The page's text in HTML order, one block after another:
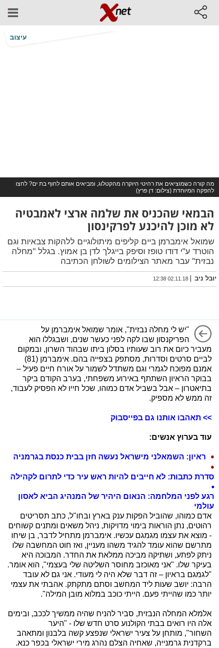
עיצוב
מה קורה כשמוציאים את רהיטי היוקרה מהקטלוג, ומביאים אותם לחוף בת ים? לחצו
להפקה המיוחדת (צילום: דן פרץ)
הבמאי שהכניס את שלמה ארצי לאמבטיה
לא מוכן להיכנע לפרקינסון
שמואל אימברמן ביים קליפים מיתולוגיים ללהקות צבאיות וגם
הוטרד ע"י דודו טופז וסיפק בייגלך לדן בן אמוץ. בגלל "מחלה
נבזית" עבר מאתר הצילומים לשולחן הכתיבה
יובל ניב |
02.11.18 12:38
"יש לי מחלה נבזית", אומר שמואל אימברמן על
הפריקנסון שבו לקה לפני כעשר שנים, ושבגללו הוא
מעביר כיום את רוב שעותיו בסלון ביתו שבהוד השרון, ובמקום
לביים סרטים וסדרות, מסתפק בצפייה בהם. אימברמן (81)
אמנם מפוכח לגמרי וגם משתדל לשמור על אורח חיים פעיל –
בבוקר הראיון השתתף באירוע משפחתי, בערב הקודם ביקר
בתיאטרון – אבל בשביל אדם כמוהו, שכל חייו לא הפסיק לעבוד,
זה ממש לא מספיק.
>> תאהבו אותנו גם בפייסבוק
עוד בערוץ אנשים:
ראיון: השמאלני מישראל נעשה חזן בבית כנסת בגרמניה
סדרת כתבות: לא חייבים להיות ראש עיר כדי לתרום לקהילה
רגע לפני המלחמה: הנאום היהיר של המנהיג הביא לאסון
עולמי
אדם כמוהו, שהוביל הפקות ענק בארץ ובחו"ל, כתב תסריטים
רהוטים, נתן הוראות בימוי מדויקות, ניהל משאים ומתנים קשוחים
- מוצא את עצמו מגמגם עכשיו. אימברמן מתחיל לדבר, בן שיחו
מתרשם שהוא עומד להגיד משהו מעניין, ואז חוט המחשבה שלו
ניתק לפתע, ושתיקה מביכה ממלאת את החדר. המבוכה היא
בעיקר שלו. "אני מאוכזב מחוסר השליטה שלי בעצמי", הוא אומר.
"לגמגם בראיון – זה דבר שלא היה לי מעודי. אני גם לא עובד
הרבה: יושב שעות ליד המחשב וסתם מתקתק. אהבתי את עצמי
יותר כמו שהייתי פעם. הייתי כוכב במלוא מובן המילה".
אלמלא המחלה הנבזית, סביר להניח שהיה ממשיך לככב, ובימים
אלה היו רואים בבתי הקולנוע סרט חדש שלו - "היער
השחור", מותחן על צעיר ישראלי שנפצע קשה בלבנון ומתאהב
ברקדנית גרמנייה, שאחיה הצלם נהרג מירי ישראלי בכפר כנא.